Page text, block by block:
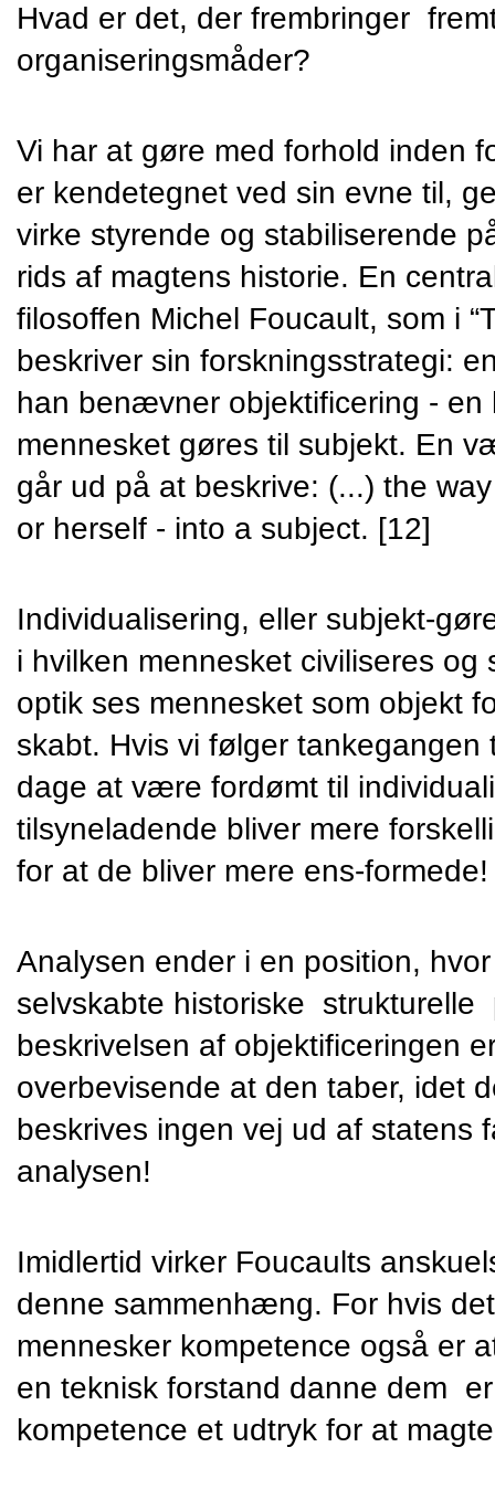
Hvad er det, der frembringer 
organiseringsmåder?
Vi har at gøre med forhold inden
er kendetegnet ved sin evne til,
virke styrende og stabiliserende
rids af magtens historie. En
filosoffen Michel Foucault, som i
beskriver sin forskningsstrategi:
han benævner objektificering -
mennesket gøres til subjekt. En
går ud på at beskrive: (...) the
or herself - into a subject. [12]
Individualisering, eller subjekt-
i hvilken mennesket civiliseres og
optik ses mennesket som objekt
skabt. Hvis vi følger tankegangen
dage at være fordømt til
tilsyneladende bliver mere
for at de bliver mere ens-formede!
Analysen ender i en position,
selvskabte historiske  strukturelle
beskrivelsen af objektificeringen
overbevisende at den taber, idet
beskrives ingen vej ud af statens
analysen!
Imidlertid virker Foucaults
denne sammenhæng. For hvis
mennesker kompetence også er
en teknisk forstand danne dem 
kompetence et udtryk for at